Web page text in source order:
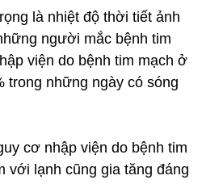
là nhiệt độ thời tiết ảnh
người mắc bệnh tim
viện do bệnh tim mạch ở
trong những ngày có sóng
cơ nhập viện do bệnh tim
với lạnh cũng gia tăng đáng